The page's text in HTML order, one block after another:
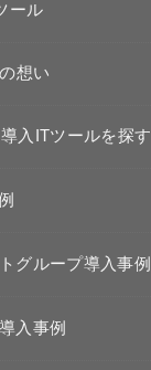
ール
想い
入ITツールを探す
グループ導入事例
入事例